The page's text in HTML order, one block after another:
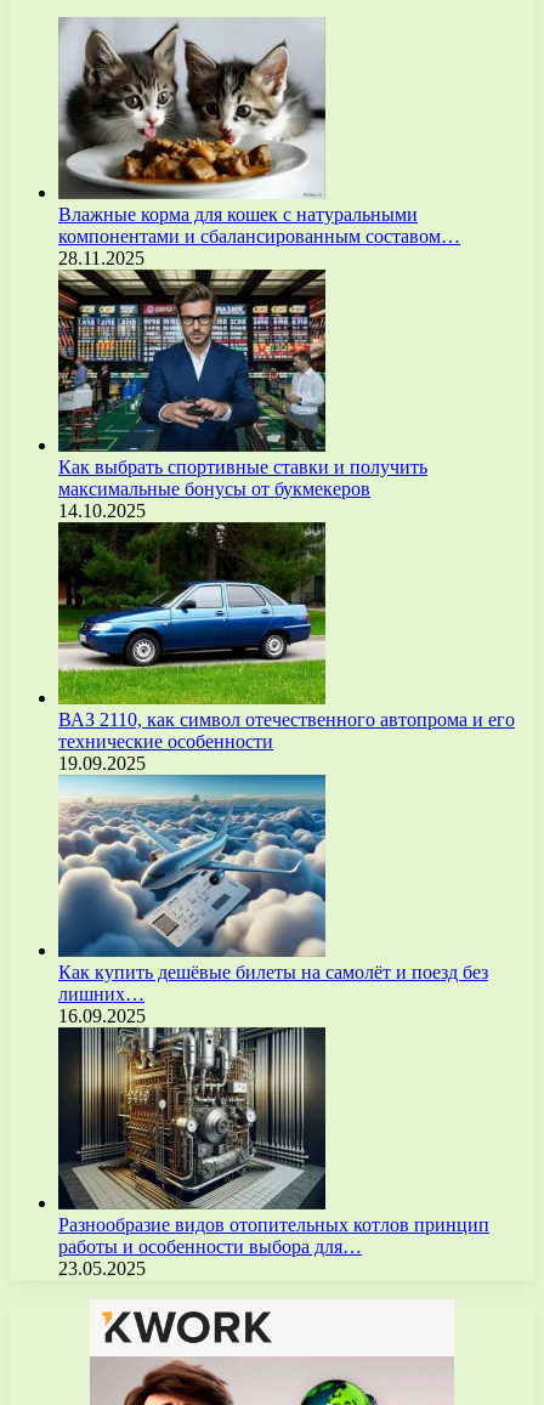
Влажные корма для кошек с натуральными
компонентами и сбалансированным составом…
28.11.2025
Как выбрать спортивные ставки и получить
максимальные бонусы от букмекеров
14.10.2025
ВАЗ 2110, как символ отечественного автопрома и его
технические особенности
19.09.2025
Как купить дешёвые билеты на самолёт и поезд без
лишних…
16.09.2025
Разнообразие видов отопительных котлов принцип
работы и особенности выбора для…
23.05.2025